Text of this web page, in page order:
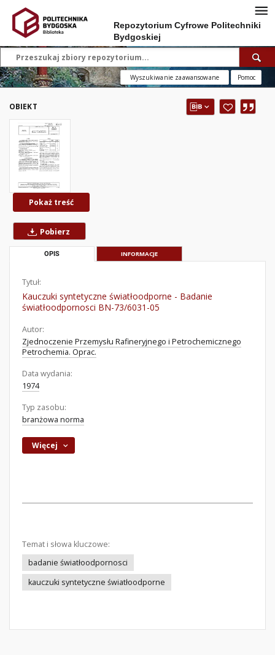
Repozytorium Cyfrowe Politechniki
Bydgoskiej
Wyszukiwanie zaawansowane Pomoc
OBIEKT
Pokaż treść
Pobierz
OPIS INFORMACJE
Tytuł:
Kauczuki syntetyczne światłoodporne - Badanie
światłoodpornosci BN-73/6031-05
Autor:
Zjednoczenie Przemysłu Rafineryjnego i Petrochemicznego
Petrochemia. Oprac.
Data wydania:
1974
Typ zasobu:
branżowa norma
Więcej
Temat i słowa kluczowe:
badanie światłoodpornosci
kauczuki syntetyczne światłoodporne